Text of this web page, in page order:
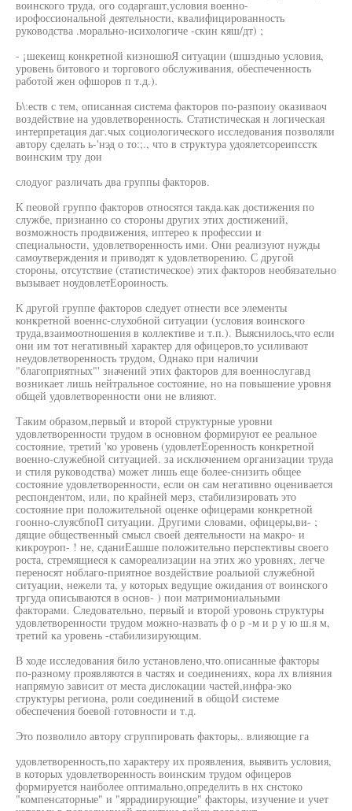
воинского труда, ого содаргашт,условия военно-
ирофоссиональной деятельности, квалифицированность
руководства .морально-исихологиче -скин кяш/дт) ;
- ¡шекеищ конкретной кизношюЯ ситуации (шшздныо условия,
уровень битового и торгового обслуживания, обеспеченность
работой жен офшоров п т.д.).
Ь\:еств с тем, описанная система факторов по-разпоиу оказиваоч
воздействие на удовлетворенность. Статистическая н логическая
интерпретация даг.чых социологического исследования позволяли
автору сделать ь-'нэд о то:;., что в структура удоялетсореипсстк
воинским тру дои
слодуог различать два группы факторов.
К пеовой группо факторов относятся такда.как достижения по
службе, признанно со стороны других этих достижений,
возможность продвижения, иптерео к профессии и
специальности, удовлетворенность ими. Они реализуют нужды
самоутверждения и приводят к удовлетворению. С другой
стороны, отсутствие (статистическое) этих факторов необязательно
вызывает ноудовлетЕороиность.
К другой группе факторов следует отнести все элементы
конкретной военнс-слухобной ситуации (условия воинского
труда,взаимоотношения в коллективе и т.п.). Выяснилось,что если
они им тот негативный характер для офицеров,то усиливают
неудовлетворенность трудом, Однако при наличии
"благоприятных"' значений этих факторов для военнослугавд
возникает лишь нейтральное состояние, но на повышение уровня
общей удовлетворенности они не влияют.
Таким образом,первый и второй структурные уровни
удовлетворенности трудом в основном формируют ее реальное
состояние, третий 'ко уровень (удовлетЕоренность конкретной
военно-служебной ситуацией. за исключением организации труда
и стиля руководства) может лишь еще более-снизить общее
состояние удовлетворенности, если он сам негативно оценивается
респондентом, или, по крайней мерз, стабилизировать это
состояние при положительной оценке офицерами конкретной
гоонно-слуясбпоП ситуации. Другими словами, офицеры,ви- ;
дящие общественный смысл своей деятельности на макро- и
кикроуроп- ! не, сданиЕашше положительно перспективы своего
роста, стремящиеся к самореализации на этих жо уровнях, легче
переносят ноблаго-приятное воздействие роальиой служебной
ситуации, нежели та, у которых ведущие ожидания от воинского
тргуда описываются в основ- ) пои матримониальными
факторами. Следовательно, первый и второй уровонь структуры
удовлетворенности трудом можно-назвать ф о р -м и р у ю ш.я м,
третий ка уровень -стабилизирующим.
В ходе исследования било установлено,что.описанные факторы
по-разному проявляются в частях и соединениях, кора лх влияния
напрямую зависит от места дислокации частей,инфра-эко
структуры региона, роли соединений в общоИ системе
обеспечения боевой готовности и т.д.
Это позволило автору сгруппировать факторы,. влияющие га
удовлетворенность,по характеру их проявления, выявить условия,
в которых удовлетворенность воинским трудом офицеров
формируется наиболее оптимально,определить в нх снстоко
"компенсаторные" и "яррадиирующие" факторы, изучение и учет